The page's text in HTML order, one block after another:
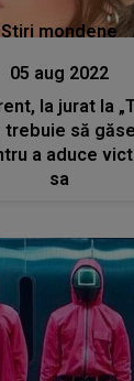
Stiri mondene
05 aug 2022
la jurat la
trebuie să
a aduce
sa